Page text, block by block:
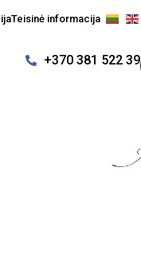
Teisinė informacija
+370 381 522 39